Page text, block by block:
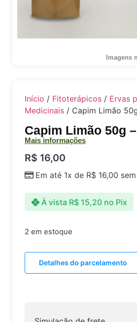
Imagens
Início / Fitoterápicos / Ervas
Medicinais / Capim Limão
Capim Limão 50g
Mais informações
R$ 16,00
Em até 1x de R$ 16,00
À vista R$15,20 no Pix
2 em estoque
Detalhes do parcelamento